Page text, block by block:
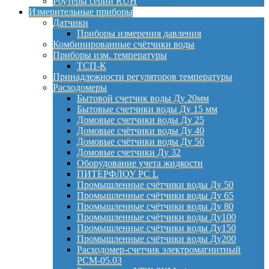
Измерительные приборы
Датчики
Приборы измерения давления
Комбинированные счётчики воды
Приборы изм. температуры
ТСП-К
Принадлежности регуляторов температуры
Расходомеры
Бытовой счетчик воды Ду 20мм
Бытовые счетчики воды Ду 15 мм
Домовые счетчики воды Ду 25
Домовые счётчики воды Ду 40
Домовые счётчики воды Ду 50
Домовые счетчики Ду 32
Оборудование учета жидкости
ПИТЕРФЛОУ РС L
Промышленные счётчики воды Ду 50
Промышленные счётчики воды Ду 65
Промышленные счётчики воды Ду 80
Промышленные счётчики воды Ду100
Промышленные счётчики воды Ду150
Промышленные счётчики воды Ду200
Расходомер-счетчик электромагнитный
РСМ-05.03